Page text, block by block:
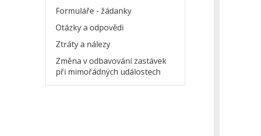
Formuláře - žádanky
Otázky a odpovědi
Ztráty a nálezy
Změna v odbavování zastávek
při mimořádných událostech